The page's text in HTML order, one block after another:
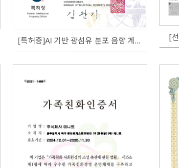
[특허증]AI 기반 광섬유 분포 음향 계측 기술과 PTZ CCTV 기술을 활용한 경계 침입 감시 시스템 및 방법 [